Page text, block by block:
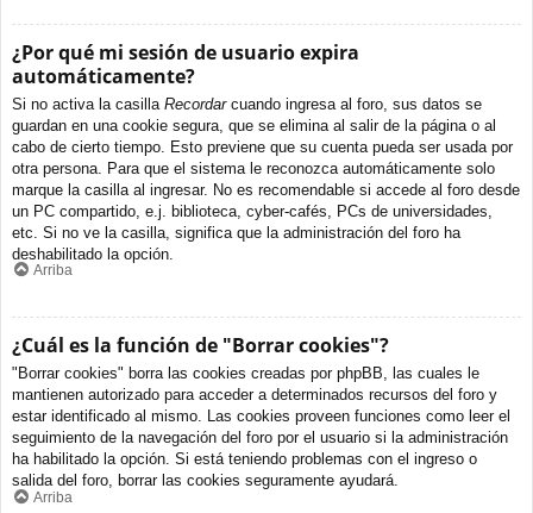
¿Por qué mi sesión de usuario expira
automáticamente?
Si no activa la casilla Recordarcuando ingresa al foro, sus datos se
guardan en una cookie segura, que se elimina al salir de la página o al
cabo de cierto tiempo. Esto previene que su cuenta pueda ser usada por
otra persona. Para que el sistema le reconozca automáticamente solo
marque la casilla al ingresar. No es recomendable si accede al foro desde
un PC compartido, e.j. biblioteca, cyber-cafés, PCs de universidades,
etc. Si no ve la casilla, significa que la administración del foro ha
deshabilitado la opción.
Arriba
¿Cuál es la función de "Borrar cookies"?
"Borrar cookies" borra las cookies creadas por phpBB, las cuales le
mantienen autorizado para acceder a determinados recursos del foro y
estar identificado al mismo. Las cookies proveen funciones como leer el
seguimiento de la navegación del foro por el usuario si la administración
ha habilitado la opción. Si está teniendo problemas con el ingreso o
salida del foro, borrar las cookies seguramente ayudará.
Arriba